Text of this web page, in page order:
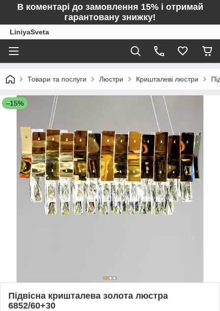
В коментарі до замовлення 15% і отримай
гарантовану знижку!
LiniyaSveta
Товари та послуги Люстри Кришталеві люстри
–15%
Підвісна кришталева золота люстра
6852/60+30